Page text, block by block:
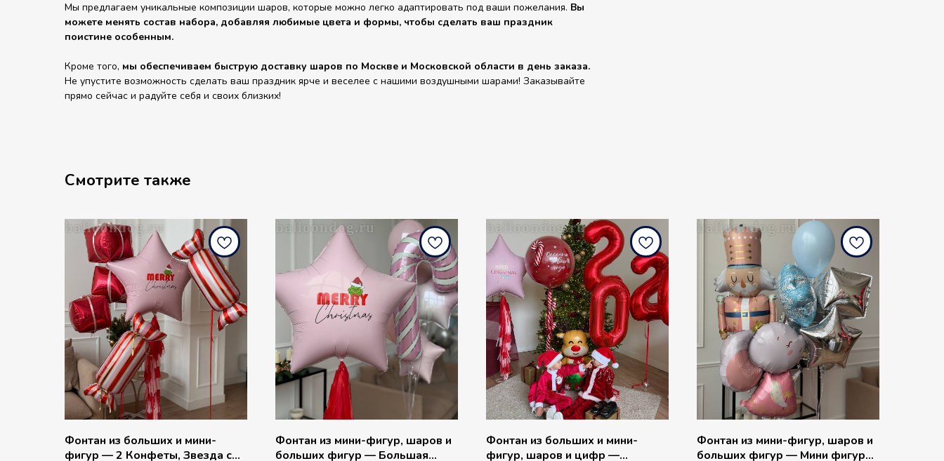
Мы предлагаем уникальные композиции шаров, которые можно легко адаптировать под ваши пожелания. Вы
можете менять состав набора, добавляя любимые цвета и формы, чтобы сделать ваш праздник
поистине особенным.
Кроме того, мы обеспечиваем быструю доставку шаров по Москве и Московской области в день заказа.
Не упустите возможность сделать ваш праздник ярче и веселее с нашими воздушными шарами! Заказывайте
прямо сейчас и радуйте себя и своих близких!
Смотрите также
balloondog.ru
Фонтан из больших и мини-
фигур — 2 Конфеты, Звезда с
balloondog.ru
Фонтан из мини-фигур, шаров и
больших фигур — Большая
balloondog.ru
Фонтан из больших и мини-
фигур, шаров и цифр —
balloondog.ru
Фонтан из мини-фигур, шаров и
больших фигур — Мини фигуры,